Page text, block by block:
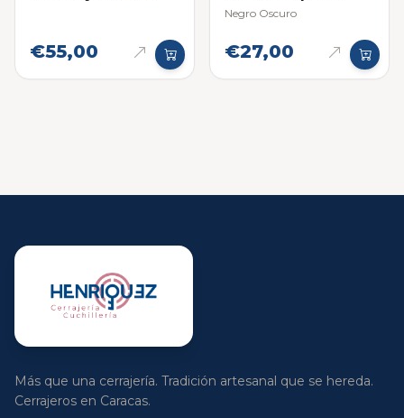
€55,00
Negro Oscuro
€27,00
Más que una cerrajería. Tradición artesanal que se hereda.
Cerrajeros en Caracas.